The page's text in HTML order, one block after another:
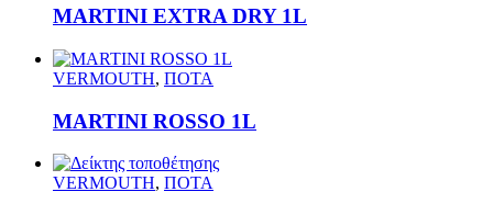
MARTINI EXTRA DRY 1L
VERMOUTH, ΠΟΤΑ
MARTINI ROSSO 1L
VERMOUTH, ΠΟΤΑ